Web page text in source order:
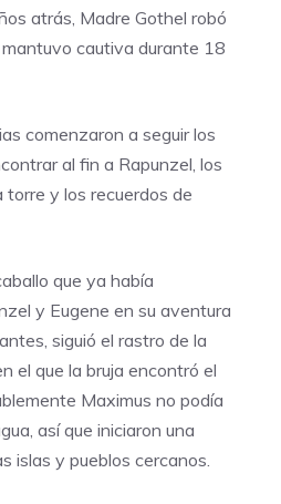
atrás, Madre Gothel robó
cautiva durante 18
comenzaron a seguir los
al fin a Rapunzel, los
y los recuerdos de
que ya había
y Eugene en su aventura
siguió el rastro de la
el que la bruja encontró el
Maximus no podía
así que iniciaron una
islas y pueblos cercanos.